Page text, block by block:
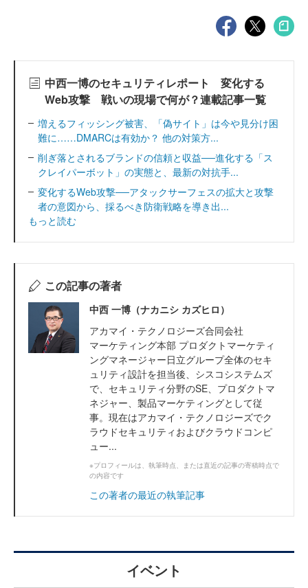
中西一博のセキュリティレポート 変化する
Web攻撃 戦いの現場で何が？連載記事一覧
増えるフィッシング被害、「偽サイト」は今や見分け困
難に……DMARCは有効か？ 他の対策方...
削ぎ落とされるブランドの信頼と収益──進化する「ス
クレイパーボット」の実態と、最新の対抗手...
変化するWeb攻撃──アタックサーフェスの拡大と攻撃
者の意図から、採るべき防衛戦略を導き出...
もっと読む
この記事の著者
中西 一博（ナカニシ カズヒロ）
アカマイ・テクノロジーズ合同会社
マーケティング本部 プロダクトマーケティ
ングマネージャー日立グループ全体のセキ
ュリティ設計を担当後、シスコシステムズ
で、セキュリティ分野のSE、プロダクトマ
ネジャー、製品マーケティングとして従
事。現在はアカマイ・テクノロジーズでク
ラウドセキュリティおよびクラウドコンピ
ュー...
※プロフィールは、執筆時点、または直近の記事の寄稿時点で
の内容です
この著者の最近の執筆記事
イベント